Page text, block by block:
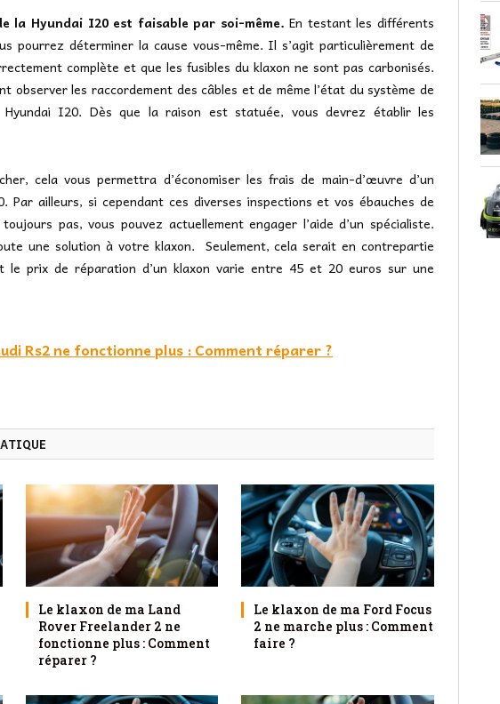
la Hyundai I20 est faisable par soi-même. En testant les différents
pourrez déterminer la cause vous-même. Il s’agit particulièrement de
complète et que les fusibles du klaxon ne sont pas carbonisés.
observer les raccordement des câbles et de même l’état du système de
I20. Dès que la raison est statuée, vous devrez établir les
cela vous permettra d’économiser les frais de main-d’œuvre d’un
Par ailleurs, si cependant ces diverses inspections et vos ébauches de
pas, vous pouvez actuellement engager l’aide d’un spécialiste.
une solution à votre klaxon. Seulement, cela serait en contrepartie
le prix de réparation d’un klaxon varie entre 45 et 20 euros sur une
Rs2 ne fonctionne plus : Comment réparer ?
Le klaxon de ma Land
Rover Freelander 2 ne
fonctionne plus : Comment
réparer ?
Le klaxon de ma Ford Focus
2 ne marche plus : Comment
faire ?